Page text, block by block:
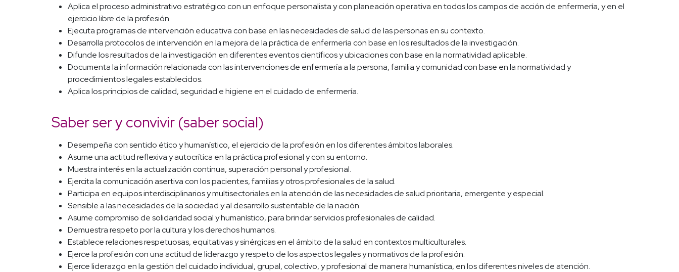
Aplica el proceso administrativo estratégico con un enfoque personalista y con planeación operativa en todos los campos de acción de enfermería, y en el
ejercicio libre de la profesión.
Ejecuta programas de intervención educativa con base en las necesidades de salud de las personas en su contexto.
Desarrolla protocolos de intervención en la mejora de la práctica de enfermería con base en los resultados de la investigación.
Difunde los resultados de la investigación en diferentes eventos científicos y ubicaciones con base en la normatividad aplicable.
Documenta la información relacionada con las intervenciones de enfermería a la persona, familia y comunidad con base en la normatividad y
procedimientos legales establecidos.
Aplica los principios de calidad, seguridad e higiene en el cuidado de enfermería.
Saber ser y convivir (saber social)
Desempeña con sentido ético y humanístico, el ejercicio de la profesión en los diferentes ámbitos laborales.
Asume una actitud reflexiva y autocrítica en la práctica profesional y con su entorno.
Muestra interés en la actualización continua, superación personal y profesional.
Ejercita la comunicación asertiva con los pacientes, familias y otros profesionales de la salud.
Participa en equipos interdisciplinarios y multisectoriales en la atención de las necesidades de salud prioritaria, emergente y especial.
Sensible a las necesidades de la sociedad y al desarrollo sustentable de la nación.
Asume compromiso de solidaridad social y humanístico, para brindar servicios profesionales de calidad.
Demuestra respeto por la cultura y los derechos humanos.
Establece relaciones respetuosas, equitativas y sinérgicas en el ámbito de la salud en contextos multiculturales.
Ejerce la profesión con una actitud de liderazgo y respeto de los aspectos legales y normativos de la profesión.
Ejerce liderazgo en la gestión del cuidado individual, grupal, colectivo, y profesional de manera humanística, en los diferentes niveles de atención.